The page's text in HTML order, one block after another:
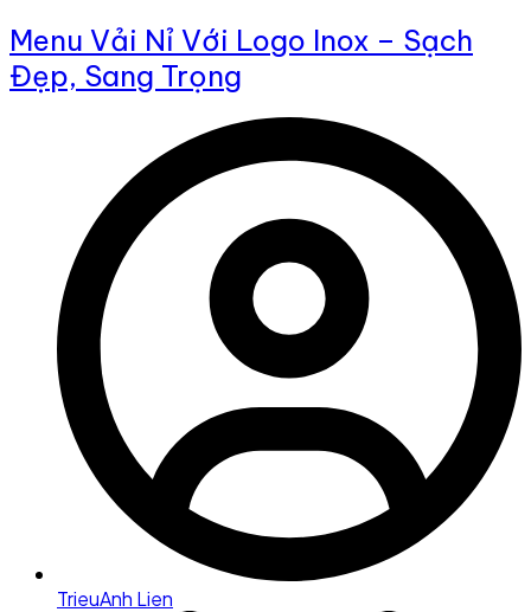
Menu Vải Nỉ Với Logo Inox – Sạch
Đẹp, Sang Trọng
TrieuAnh Lien